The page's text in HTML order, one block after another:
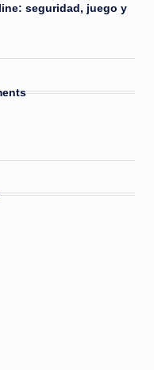
seguridad, juego y